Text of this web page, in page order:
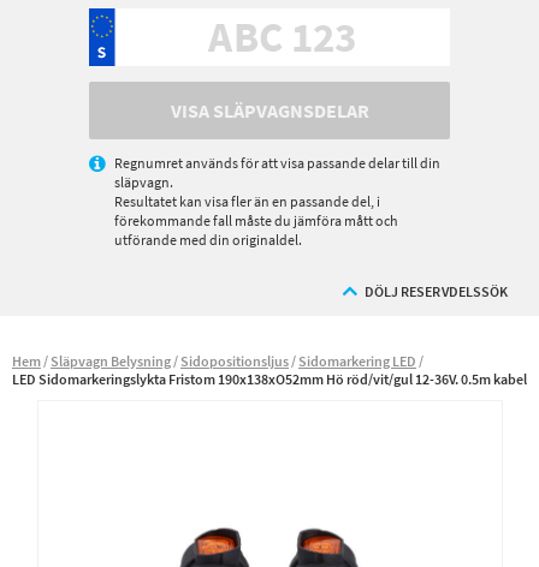
VISA SLÄPVAGNSDELAR
Regnumret används för att visa passande delar till din
släpvagn.
Resultatet kan visa fler än en passande del, i
förekommande fall måste du jämföra mått och
utförande med din originaldel.
DÖLJ RESERVDELSSÖK
Hem Släpvagn Belysning Sidopositionsljus Sidomarkering LED
LED Sidomarkeringslykta Fristom 190x138xO52mm Hö röd/vit/gul 12-36V. 0.5m kabel